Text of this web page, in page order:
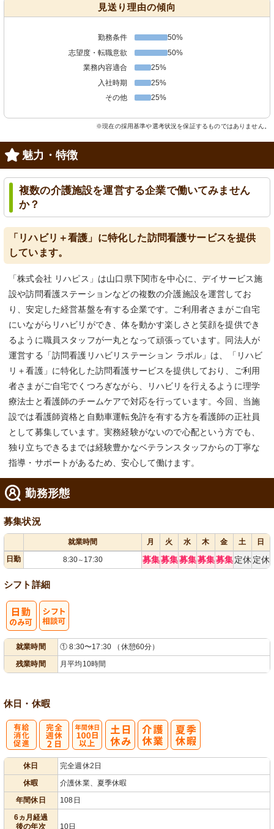
見送り理由の傾向
勤務条件
50%
志望度・転職意欲
50%
業務内容適合
25%
入社時期
25%
その他
25%
※現在の採用基準や選考状況を保証するものではありません。
魅力・特徴
複数の介護施設を運営する企業で働いてみません
か？
「リハビリ＋看護」に特化した訪問看護サービスを提供
しています。
「株式会社 リハピス」は山口県下関市を中心に、デイサービス施
設や訪問看護ステーションなどの複数の介護施設を運営してお
り、安定した経営基盤を有する企業です。ご利用者さまがご自宅
にいながらリハビリができ、体を動かす楽しさと笑顔を提供でき
るように職員スタッフが一丸となって頑張っています。同法人が
運営する「訪問看護リハビリステーション ラポル」は、「リハビ
リ＋看護」に特化した訪問看護サービスを提供しており、ご利用
者さまがご自宅でくつろぎながら、リハビリを行えるように理学
療法士と看護師のチームケアで対応を行っています。今回、当施
設では看護師資格と自動車運転免許を有する方を看護師の正社員
として募集しています。実務経験がないので心配という方でも、
独り立ちできるまでは経験豊かなベテランスタッフからの丁寧な
指導・サポートがあるため、安心して働けます。
勤務形態
募集状況
就業時間 月 火 水 木 金 土
日
日勤
8:30～ 17:30 募集募集募集募集募集 定休 定休
シフト詳細
就業時間
① 8:30〜17:30 （休憩60分）
残業時間
月平均10時間
休日・休暇
休日
完全週休2日
休暇
介護休業、夏季休暇
年間休日
108日
6ヵ月経過
後の年次
10日